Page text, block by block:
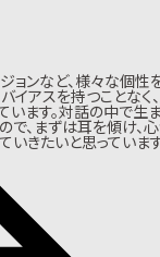
ョンなど、様々な個
イアスを持つことな
います。対話の中で
で、まずは耳を傾け、
きたいと思っています